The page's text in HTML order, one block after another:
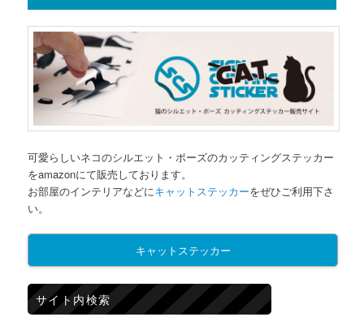
可愛らしいネコのシルエット・ポーズのカッティングステッカー
をamazonにて販売しております。
お部屋のインテリアなどにキャットステッカーをぜひご利用下さ
い。
キャットステッカー
サイト内検索